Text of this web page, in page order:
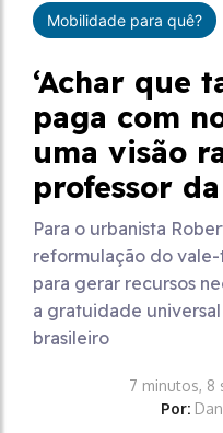
Mobilidade para quê?
‘Achar que
paga com
uma visão
professor da
Para o urbanista
reformulação do
para gerar recursos
a gratuidade
brasileiro
7 minutos, 8
Por: